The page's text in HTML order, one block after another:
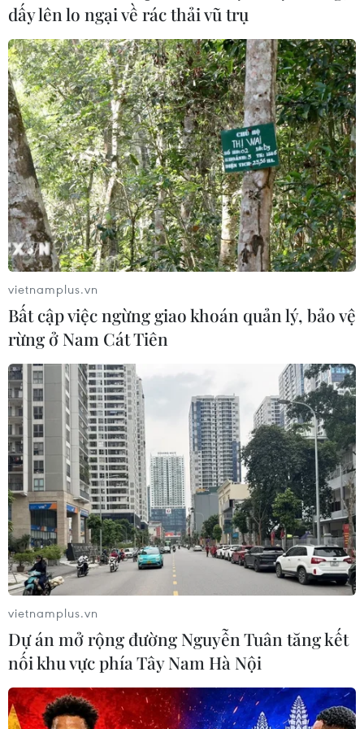
dấy lên lo ngại về rác thải vũ trụ
vietnamplus.vn
Bất cập việc ngừng giao khoán quản lý, bảo vệ
rừng ở Nam Cát Tiên
vietnamplus.vn
Dự án mở rộng đường Nguyễn Tuân tăng kết
nối khu vực phía Tây Nam Hà Nội